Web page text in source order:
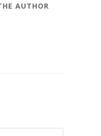
AUTHOR